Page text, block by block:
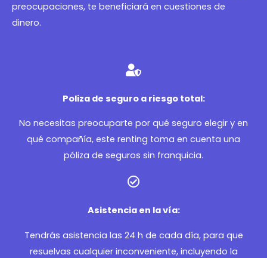
preocupaciones, te beneficiará en cuestiones de
dinero.
Poliza de seguro a riesgo total:
No necesitas preocuparte por qué seguro elegir y en
qué compañía, este renting toma en cuenta una
póliza de seguros sin franquicia.
Asistencia en la vía:
Tendrás asistencia las 24 h de cada día, para que
resuelvas cualquier inconveniente, incluyendo la